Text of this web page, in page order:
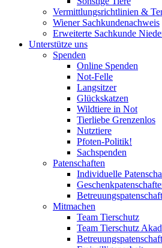
Vermittlungsrichtlinien &
Wiener Sachkundenachweis
Erweiterte Sachkunde
Unterstütze uns
Spenden
Online Spenden
Not-Felle
Langsitzer
Glückskatzen
Wildtiere in Not
Tierliebe Grenzenlos
Nutztiere
Pfoten-Politik!
Sachspenden
Patenschaften
Individuelle
Betreuungspatenschaft
Mitmachen
Team Tierschutz
Team Tierschutz
Betreuungspatenschaft